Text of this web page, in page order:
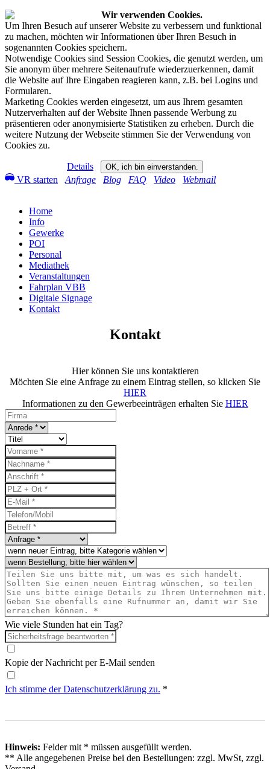
Wir verwenden Cookies.
Um Ihren Besuch auf unserer Website zu verbessern und funktional
zu machen, möchten wir Informationen über Ihren Besuch in
sogenannten Cookies speichern.
Notwendige Cookies sind Session Cookies, die genutzt werden, um
Sie anonym über mehrere Seitenaufrufe wiederzuerkennen, damit
die Website auf Ihre Eingaben reagieren kann, z.B. bei Logins und
Formularen.
Marketing Cookies werden eingesetzt, um aus Ihrem gesamten
Nutzerverhalten auf der Website Ihnen passende Werbung zu
präsentieren oder anonymisierte Statistiken zu erheben. Durch die
weitere Nutzung der Webseite stimmen Sie der Verwendung von
Cookies zu.
Details OK, ich bin einverstanden.
VR starten Anfrage Blog FAQ Video Webmail
Home
Info
Gewerke
POI
Personal
Mediathek
Veranstaltungen
Fahrplan VBB
Digitale Signage
Kontakt
Kontakt
Hier können Sie uns kontaktieren
Möchten Sie eine Anfrage zu einem Eintrag stellen, so klicken Sie
HIER
Informationen zu den Gewerbeeinträgen erhalten Sie HIER
Wie viele Stunden hat ein Tag?
Kopie der Nachricht per E-Mail senden
Ich stimme der Datenschutz­erklärung zu. *
Hinweis: Felder mit * müssen ausgefüllt werden.
** Alle angegebenen Preise bei den Bestellungen: zzgl. MwSt, zzgl.